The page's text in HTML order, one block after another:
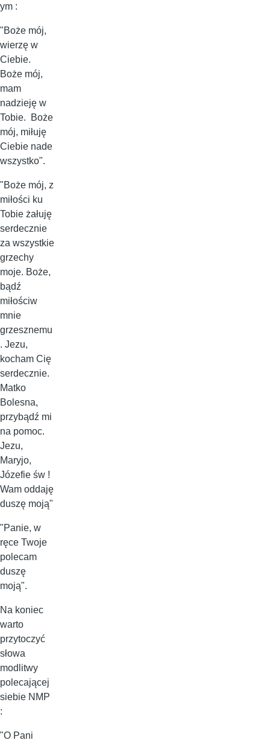
ym :
"Boże mój,
wierzę w
Ciebie.
Boże mój,
mam
nadzieję w
Tobie. Boże
mój, miłuję
Ciebie nade
wszystko".
"Boże mój, z
miłości ku
Tobie żałuję
serdecznie
za wszystkie
grzechy
moje. Boże,
bądź
miłościw
mnie
grzesznemu
. Jezu,
kocham Cię
serdecznie.
Matko
Bolesna,
przybądź mi
na pomoc.
Jezu,
Maryjo,
Józefie św !
Wam oddaję
duszę moją"
"Panie, w
ręce Twoje
polecam
duszę
moją".
Na koniec
warto
przytoczyć
słowa
modlitwy
polecającej
siebie NMP
:
"O Pani